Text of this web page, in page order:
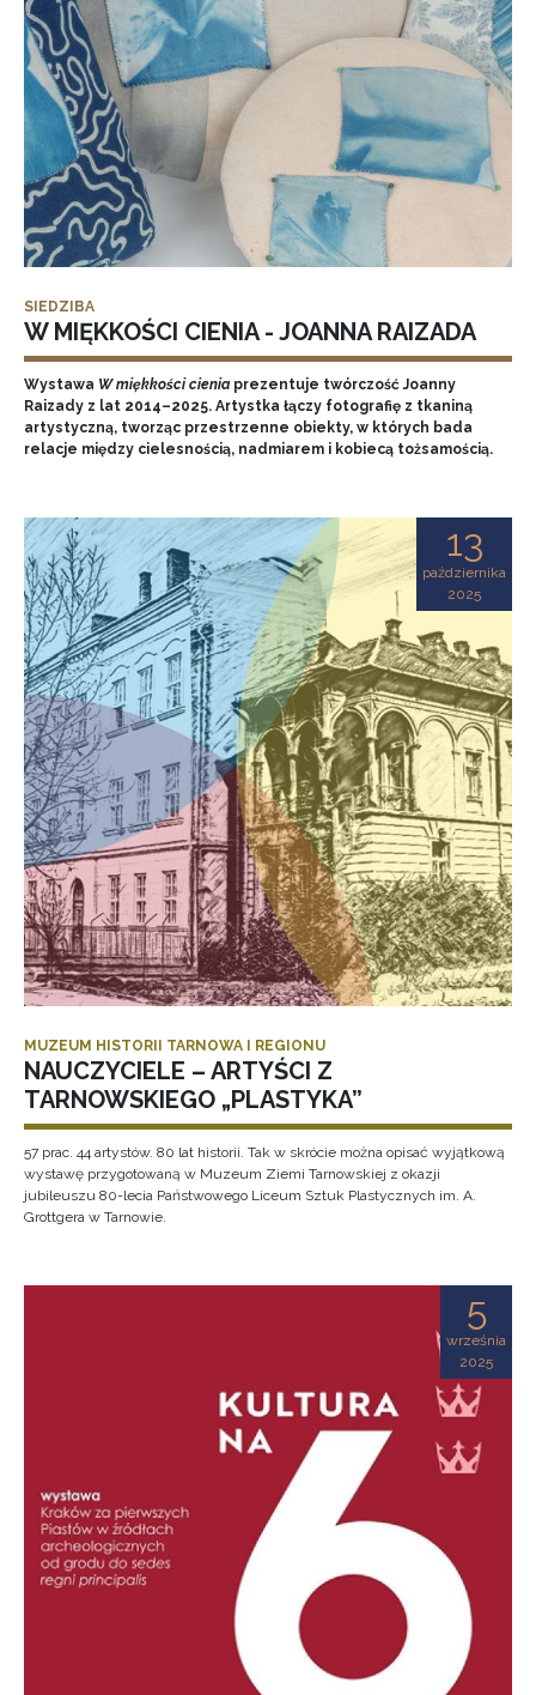
SIEDZIBA
W MIĘKKOŚCI CIENIA - JOANNA RAIZADA
Wystawa W miękkości cieniaprezentuje twórczość Joanny
Raizady z lat 2014–2025. Artystka łączy fotografię z tkaniną
artystyczną, tworząc przestrzenne obiekty, w których bada
relacje między cielesnością, nadmiarem i kobiecą tożsamością.
13
października
2025
MUZEUM HISTORII TARNOWA I REGIONU
NAUCZYCIELE – ARTYŚCI Z
TARNOWSKIEGO „PLASTYKA”
57 prac. 44 artystów. 80 lat historii. Tak w skrócie można opisać wyjątkową
wystawę przygotowaną w Muzeum Ziemi Tarnowskiej z okazji
jubileuszu 80-lecia Państwowego Liceum Sztuk Plastycznych im. A.
Grottgera w Tarnowie.
5
września
2025